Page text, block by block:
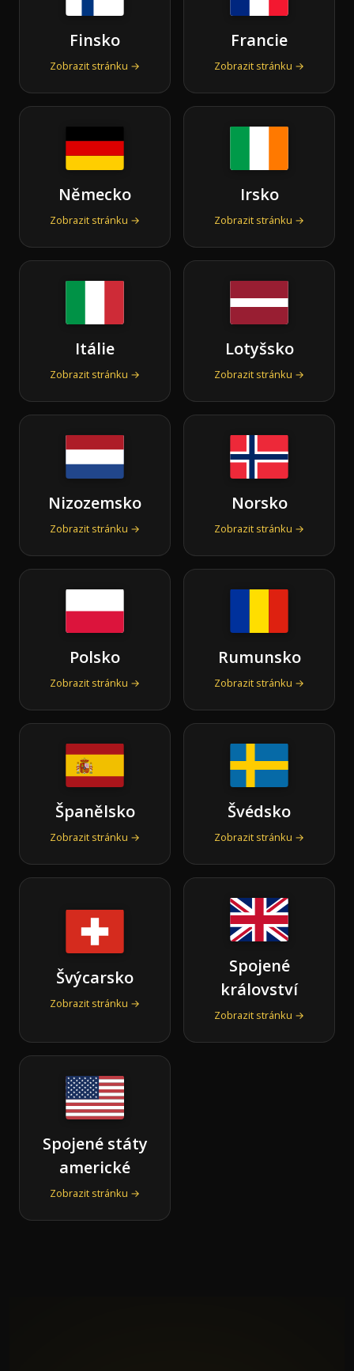
Finsko
Zobrazit stránku →
Francie
Zobrazit stránku →
Německo
Zobrazit stránku →
Irsko
Zobrazit stránku →
Itálie
Zobrazit stránku →
Lotyšsko
Zobrazit stránku →
Nizozemsko
Zobrazit stránku →
Norsko
Zobrazit stránku →
Polsko
Zobrazit stránku →
Rumunsko
Zobrazit stránku →
Španělsko
Zobrazit stránku →
Švédsko
Zobrazit stránku →
Švýcarsko
Zobrazit stránku →
Spojené
království
Zobrazit stránku →
Spojené státy
americké
Zobrazit stránku →